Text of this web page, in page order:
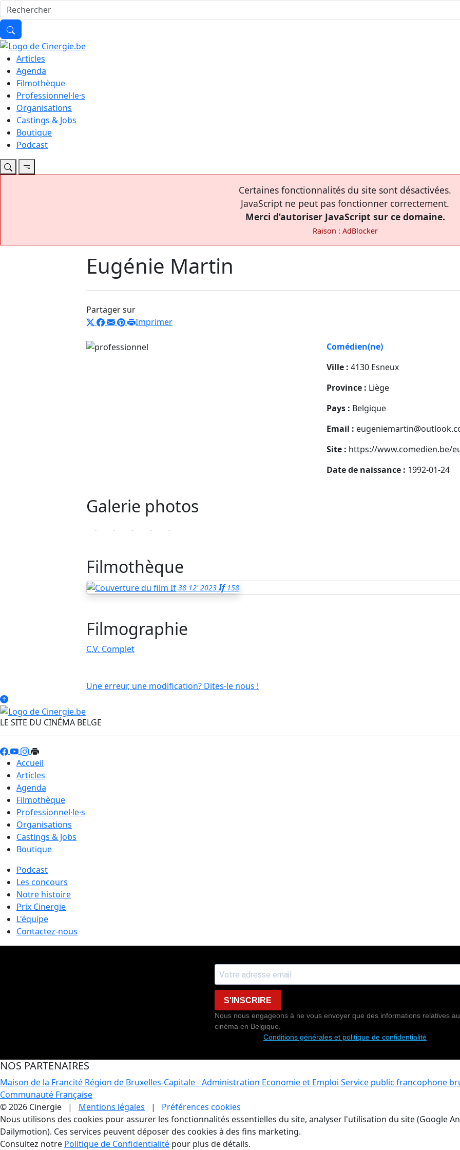
Articles
Agenda
Filmothèque
Professionnel·le·s
Organisations
Castings & Jobs
Boutique
Podcast
Certaines fonctionnalités du site sont désactivées.
JavaScript ne peut pas fonctionner correctement.
Merci d’autoriser JavaScript sur ce domaine.
Raison : AdBlocker
Eugénie Martin
Partager sur
Imprimer
Comédien(ne)
Ville : 4130 Esneux
Province : Liège
Pays : Belgique
Email :
Site : https://www.comedien.be/
Date de naissance : 1992-01-24
Galerie photos
Filmothèque
38 12' 2023 If 158
Filmographie
C.V. Complet
Une erreur, une modification? Dites-le nous !
LE SITE DU CINÉMA BELGE
Accueil
Articles
Agenda
Filmothèque
Professionnel·le·s
Organisations
Castings & Jobs
Boutique
Podcast
Les concours
Notre histoire
Prix Cinergie
L'équipe
Contactez-nous
S'INSCRIRE
Nous nous engageons à ne vous envoyer que des informations relatives au
cinéma en Belgique.
Conditions générales et politique de confidentialité
NOS PARTENAIRES
Maison de la Francité Région de Bruxelles-Capitale - Administration Economie et Emploi Service public francophone
Communauté Française
© 2026 Cinergie | Mentions légales | Préférences cookies
Gestion des Cookies
Nous utilisons des cookies pour assurer les fonctionnalités essentielles du site, analyser l'utilisation du site (Google
Dailymotion). Ces services peuvent déposer des cookies à des fins marketing.
Consultez notre Politique de Confidentialité pour plus de détails.